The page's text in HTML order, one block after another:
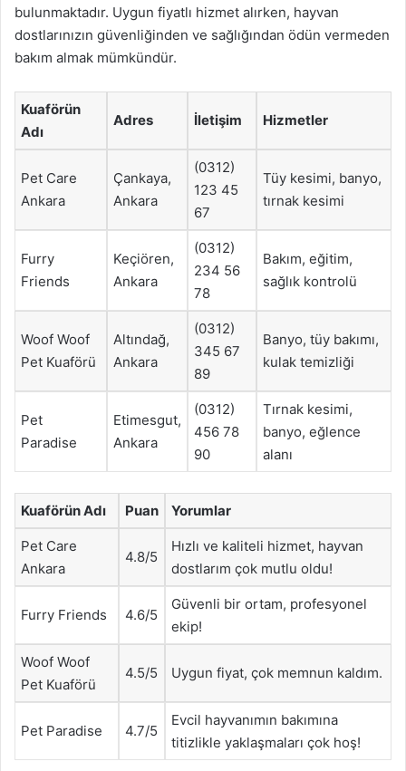
bulunmaktadır. Uygun fiyatlı hizmet alırken, hayvan
dostlarınızın güvenliğinden ve sağlığından ödün vermeden
bakım almak mümkündür.
Kuaförün
Adı
Adres İletişim Hizmetler
Pet Care
Ankara
Çankaya,
Ankara
(0312)
123 45
67
Tüy kesimi, banyo,
tırnak kesimi
Furry
Friends
Keçiören,
Ankara
(0312)
234 56
78
Bakım, eğitim,
sağlık kontrolü
Woof Woof
Pet Kuaförü
Altındağ,
Ankara
(0312)
345 67
89
Banyo, tüy bakımı,
kulak temizliği
Pet
Paradise
Etimesgut,
Ankara
(0312)
456 78
90
Tırnak kesimi,
banyo, eğlence
alanı
Kuaförün Adı Puan Yorumlar
Pet Care
Ankara
4.8/5
Hızlı ve kaliteli hizmet, hayvan
dostlarım çok mutlu oldu!
Furry Friends 4.6/5
Güvenli bir ortam, profesyonel
ekip!
Woof Woof
Pet Kuaförü
4.5/5 Uygun fiyat, çok memnun kaldım.
Pet Paradise 4.7/5
Evcil hayvanımın bakımına
titizlikle yaklaşmaları çok hoş!